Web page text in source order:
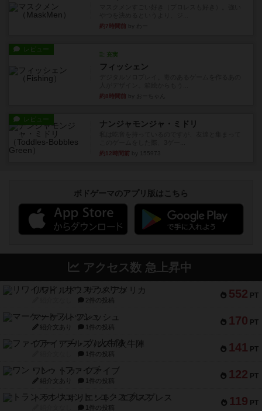
約7時間前
レビュー
充実
フィッシェン
約8時間前
レビュー ナンジャモンジャ・ミドリ
約12時間前
ボドゲーマのアプリ版はこちら
アクセス数 急上昇中
552 PT
リワイルド：サウスアメリカ
2件の投稿
170 PT
マーケットフレッシュ
紹介文あり 1件の投稿
141 PT
ファイアー・ブルズ / 火牛陣
1件の投稿
122 PT
ワン・トゥ・ファイブ
紹介文あり 1件の投稿
119 PT
トランスオリエント・エクスプレス
1件の投稿